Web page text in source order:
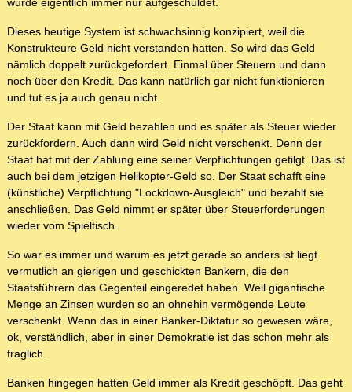
wurde eigentlich immer nur aufgeschuldet.
Dieses heutige System ist schwachsinnig konzipiert, weil die
Konstrukteure Geld nicht verstanden hatten. So wird das Geld
nämlich doppelt zurückgefordert. Einmal über Steuern und dann
noch über den Kredit. Das kann natürlich gar nicht funktionieren
und tut es ja auch genau nicht.
Der Staat kann mit Geld bezahlen und es später als Steuer wieder
zurückfordern. Auch dann wird Geld nicht verschenkt. Denn der
Staat hat mit der Zahlung eine seiner Verpflichtungen getilgt. Das ist
auch bei dem jetzigen Helikopter-Geld so. Der Staat schafft eine
(künstliche) Verpflichtung "Lockdown-Ausgleich" und bezahlt sie
anschließen. Das Geld nimmt er später über Steuerforderungen
wieder vom Spieltisch.
So war es immer und warum es jetzt gerade so anders ist liegt
vermutlich an gierigen und geschickten Bankern, die den
Staatsführern das Gegenteil eingeredet haben. Weil gigantische
Menge an Zinsen wurden so an ohnehin vermögende Leute
verschenkt. Wenn das in einer Banker-Diktatur so gewesen wäre,
ok, verständlich, aber in einer Demokratie ist das schon mehr als
fraglich.
Banken hingegen hatten Geld immer als Kredit geschöpft. Das geht